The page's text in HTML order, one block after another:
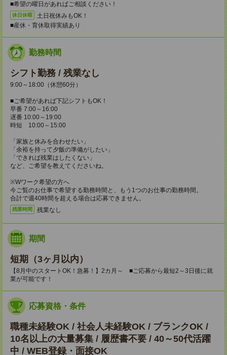
■希望の曜日があればご相談ください！
休日休暇
土日祝休みもOK！
■産休・育休取得実績あり
勤務時間
シフト勤務 / 残業なし
9:00～18:00（休憩60分）
■ご希望があれば下記シフトもOK！
早番 7:00～16:00
遅番 10:00～19:00
時短 10:00～15:00
「家族と休みを合わせたい」
「余裕を持って夕飯の準備がしたい」
「できれば残業はしたくない」
など、ご希望を教えてくださいね。
※Wワーク希望の方へ
今ご覧のお仕事で希望する勤務時間と、もう1つのお仕事の勤務時間。
合計で週40時間を超える場合は応募できません。
残業時間 残業なし
期間
短期（3ヶ月以内）
【8月中のスタートOK！急募！】2カ月～ ■ご応募から最短2～3日後に就
業が可能です！
応募資格・条件
職種未経験OK / 社会人未経験OK / ブランクOK /
10名以上の大量募集 / 履歴書不要 / 40～50代活躍
中 / WEB登録・面接OK